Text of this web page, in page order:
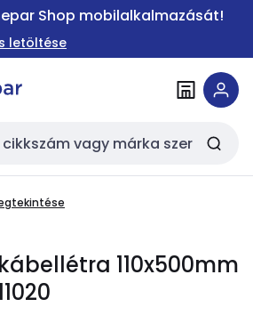
Shop mobilalkalmazását!
letöltése
110x500mm